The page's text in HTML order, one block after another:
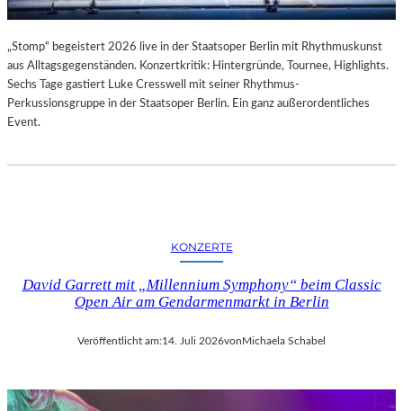
„Stomp“ begeistert 2026 live in der Staatsoper Berlin mit Rhythmuskunst
aus Alltagsgegenständen. Konzertkritik: Hintergründe, Tournee, Highlights.
Sechs Tage gastiert Luke Cresswell mit seiner Rhythmus-
Perkussionsgruppe in der Staatsoper Berlin. Ein ganz außerordentliches
Event.
KONZERTE
David Garrett mit „Millennium Symphony“ beim Classic
Open Air am Gendarmenmarkt in Berlin
Veröffentlicht am:14. Juli 2026vonMichaela Schabel